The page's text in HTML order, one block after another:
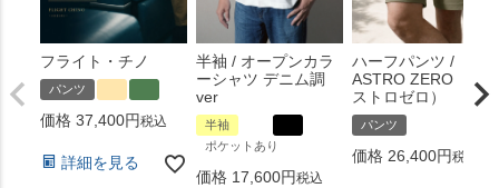
フライト・チノ
パンツ
価格 37,400 税込
詳細を見る
半袖 / オープンカラ
ーシャツ デニム調
ver
半袖
ポケットあり
価格 17,600 税込
ハーフパンツ /
ASTRO ZERO （ア
ストロゼロ）
パンツ
価格 26,400 税込